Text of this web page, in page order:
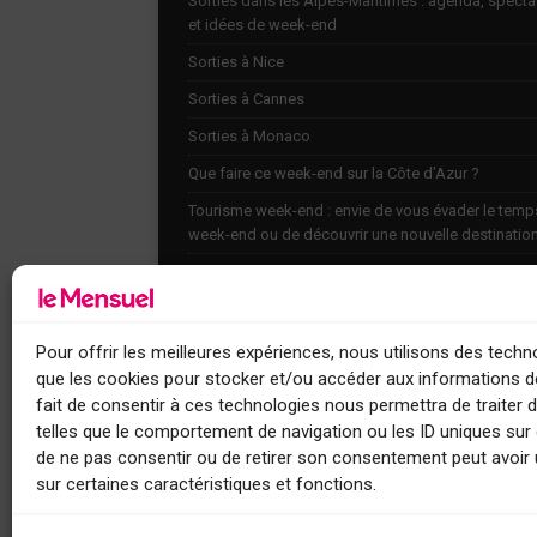
Pour offrir les meilleures expériences, nous utilisons des
que les cookies pour stocker et/ou accéder aux informations
fait de consentir à ces technologies nous permettra de traiter
telles que le comportement de navigation ou les ID uniques
de ne pas consentir ou de retirer son consentement peut
sur certaines caractéristiques et fonctions.
et idées de week-end
Sorties à Nice
Sorties à Cannes
Sorties à Monaco
Que faire ce week-end sur la Côte d’Azur ?
Tourisme week-end : envie de vous évader le
week-end ou de découvrir une nouvelle
Contact